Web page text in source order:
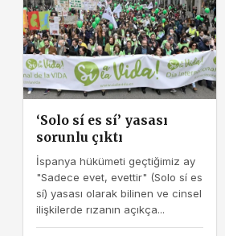
‘Solo sí es sí’ yasası
sorunlu çıktı
İspanya hükümeti geçtiğimiz ay
"Sadece evet, evettir" (Solo sí es
sí) yasası olarak bilinen ve cinsel
ilişkilerde rızanın açıkça...